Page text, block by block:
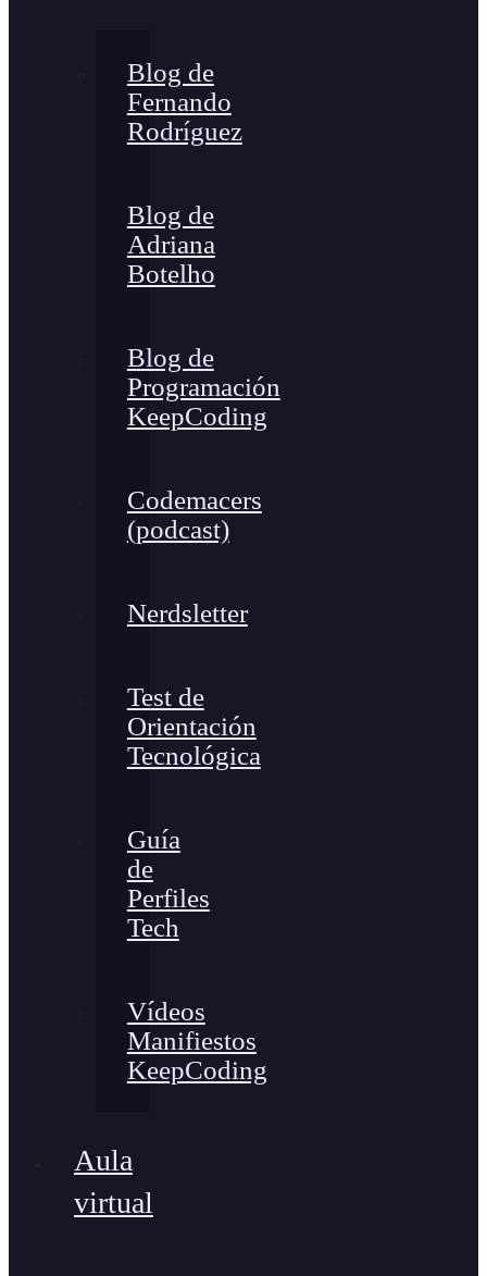
Blog de
Fernando
Rodríguez
Blog de
Adriana
Botelho
Blog de
Programación
KeepCoding
Codemacers
(podcast)
Nerdsletter
Test de
Orientación
Tecnológica
Guía
de
Perfiles
Tech
Vídeos
Manifiestos
KeepCoding
Aula
virtual